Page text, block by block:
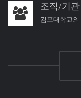
조직/기관
김포대학교